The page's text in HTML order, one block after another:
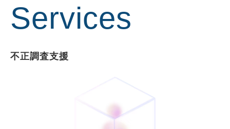
Services
不正調査支援